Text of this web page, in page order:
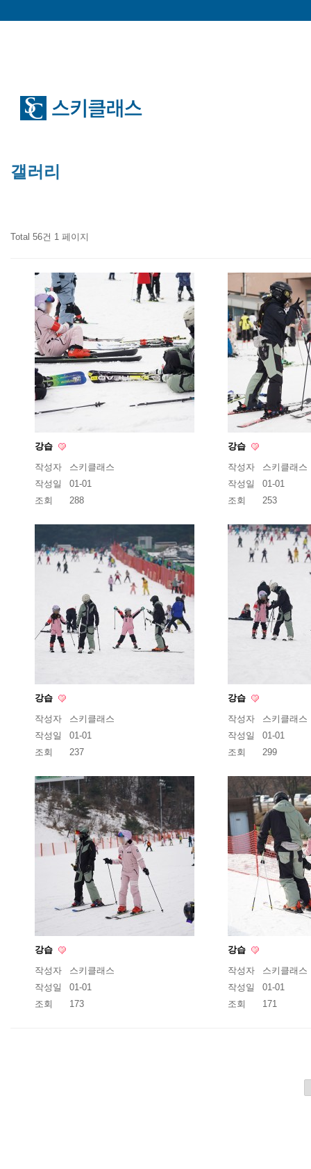
갤러리
Total 56건 1 페이지
강습
작성자
스키클래스
작성일
01-01
조회
288
강습
작성자
스키클래스
작성일
01-01
조회
253
강습
작성자
스키클래스
작성일
01-01
조회
237
강습
작성자
스키클래스
작성일
01-01
조회
299
강습
작성자
스키클래스
작성일
01-01
조회
173
강습
작성자
스키클래스
작성일
01-01
조회
171